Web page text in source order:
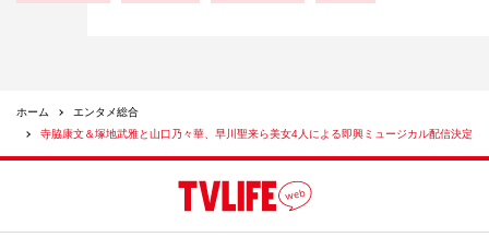
ホーム
エンタメ総合
寺脇康文＆塚地武雅と山口乃々華、早川聖来ら美女4人による即興ミュージカル配信決定